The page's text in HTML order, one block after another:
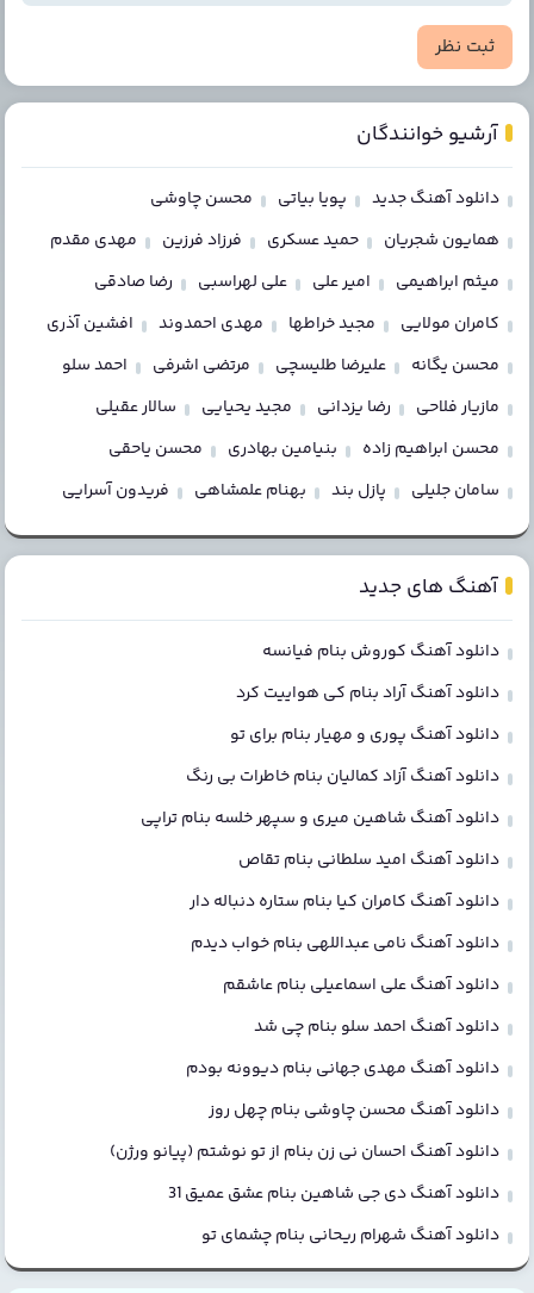
ثبت نظر
آرشیو خوانندگان
دانلود آهنگ جدید پویا بیاتی
محسن چاوشی
همایون شجریان
حمید عسکری فرزاد فرزین
مهدی مقدم
میثم ابراهیمی
امیر علی علی لهراسبی
رضا صادقی
کامران مولایی
مجید خراطها مهدی احمدوند
افشین آذری
محسن یگانه
علیرضا طلیسچی مرتضی اشرفی
احمد سلو
مازیار فلاحی
رضا یزدانی مجید یحیایی
سالار عقیلی
محسن ابراهیم زاده
بنیامین بهادری
محسن یاحقی
سامان جلیلی
پازل بند بهنام علمشاهی فریدون آسرایی
آهنگ های جدید
دانلود آهنگ کوروش بنام فیانسه
دانلود آهنگ آراد بنام کی هواییت کرد
دانلود آهنگ پوری و مهیار بنام برای تو
دانلود آهنگ آزاد کمالیان بنام خاطرات بی رنگ
دانلود آهنگ شاهین میری و سپهر خلسه بنام تراپی
دانلود آهنگ امید سلطانی بنام تقاص
دانلود آهنگ کامران کیا بنام ستاره دنباله دار
دانلود آهنگ نامی عبداللهی بنام خواب دیدم
دانلود آهنگ علی اسماعیلی بنام عاشقم
دانلود آهنگ احمد سلو بنام چی شد
دانلود آهنگ مهدی جهانی بنام دیوونه بودم
دانلود آهنگ محسن چاوشی بنام چهل روز
دانلود آهنگ احسان نی زن بنام از تو نوشتم (پیانو ورژن)
دانلود آهنگ دی جی شاهین بنام عشق عمیق 31
دانلود آهنگ شهرام ریحانی بنام چشمای تو